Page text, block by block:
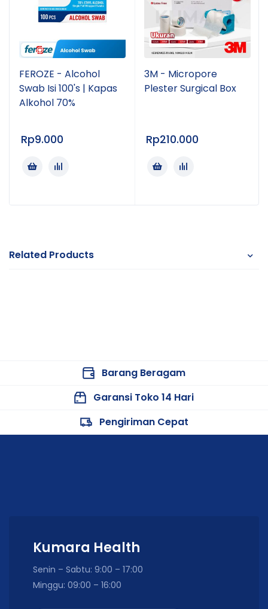
FEROZE - Alcohol
Swab Isi 100's | Kapas
Alkohol 70%
Rp9.000
3M - Micropore
Plester Surgical Box
Rp210.000
Related Products
Barang Beragam
Garansi Toko 14 Hari
Pengiriman Cepat
Kumara Health
Senin – Sabtu: 9:00 – 17:00
Minggu: 09:00 – 16:00